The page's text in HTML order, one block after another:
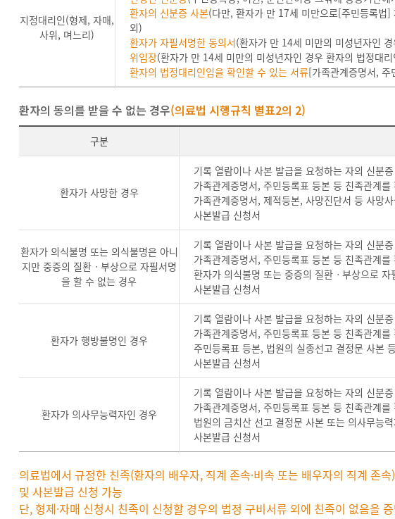
지정대리인(형제, 자매,
사위, 며느리)
환자의 신분증 사본(다만, 환자가 만 17세 미만으로[주민등록법
외)
환자가 자필서명한 동의서(환자가 만 14세 미만의 미성년자인
위임장(환자가 만 14세 미만의 미성년자인 경우 환자의 법정대
환자의 법정대리인임을 확인할 수 있는 서류[가족관계증명서,
환자의 동의를 받을 수 없는 경우(의료법 시행규칙 별표2의 2)
구분
환자가 사망한 경우
기록 열람이나 사본 발급을 요청하는 자의 신분
가족관계증명서, 주민등록표 등본 등 친족관계
가족관계증명서, 제적등본, 사망진단서 등 사망
사본발급 신청서
환자가 의식불명 또는 의식불명은 아니
지만 중증의 질환ㆍ부상으로 자필서명
을 할 수 없는 경우
기록 열람이나 사본 발급을 요청하는 자의 신분
가족관계증명서, 주민등록표 등본 등 친족관계
환자가 의식불명 또는 중증의 질환ㆍ부상으로
사본발급 신청서
환자가 행방불명인 경우
기록 열람이나 사본 발급을 요청하는 자의 신분
가족관계증명서, 주민등록표 등본 등 친족관계
주민등록표 등본, 법원의 실종선고 결정문 사본
사본발급 신청서
환자가 의사무능력자인 경우
기록 열람이나 사본 발급을 요청하는 자의 신분
가족관계증명서, 주민등록표 등본 등 친족관계
법원의 금치산 선고 결정문 사본 또는 의사무능
사본발급 신청서
의료법에서 규정한 친족(환자의 배우자, 직계 존속·비속 또는 배우자의 직계 존
및 사본발급 신청 가능
단, 형제·자매 신청시 친족이 신청할 경우의 법정 구비서류 외에 친족이 없음을